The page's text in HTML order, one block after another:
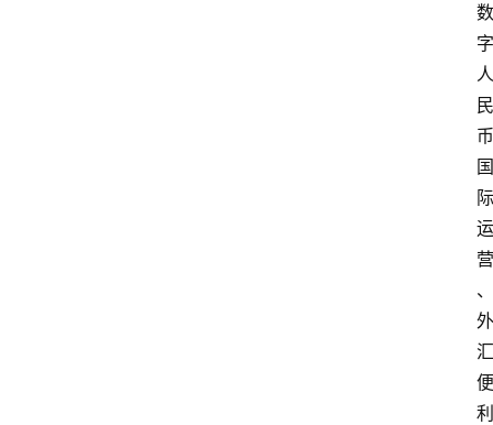
数
字
人
民
币
国
际
运
营
、
外
汇
便
利